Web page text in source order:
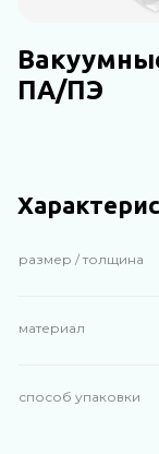
ПА/ПЭ
размер / толщина
материал
способ упаковки